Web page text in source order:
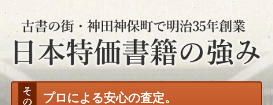
プロによる安心の査定。